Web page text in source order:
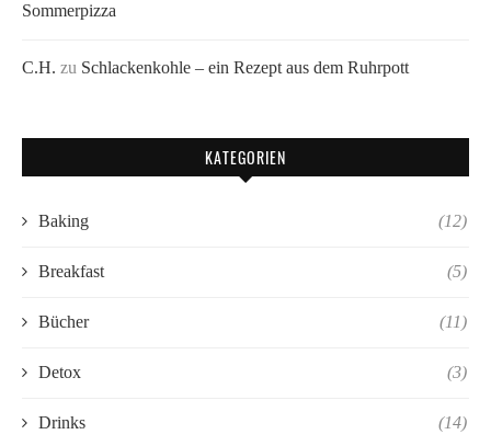
Sommerpizza
C.H. zu Schlackenkohle – ein Rezept aus dem Ruhrpott
KATEGORIEN
Baking (12)
Breakfast (5)
Bücher (11)
Detox (3)
Drinks (14)